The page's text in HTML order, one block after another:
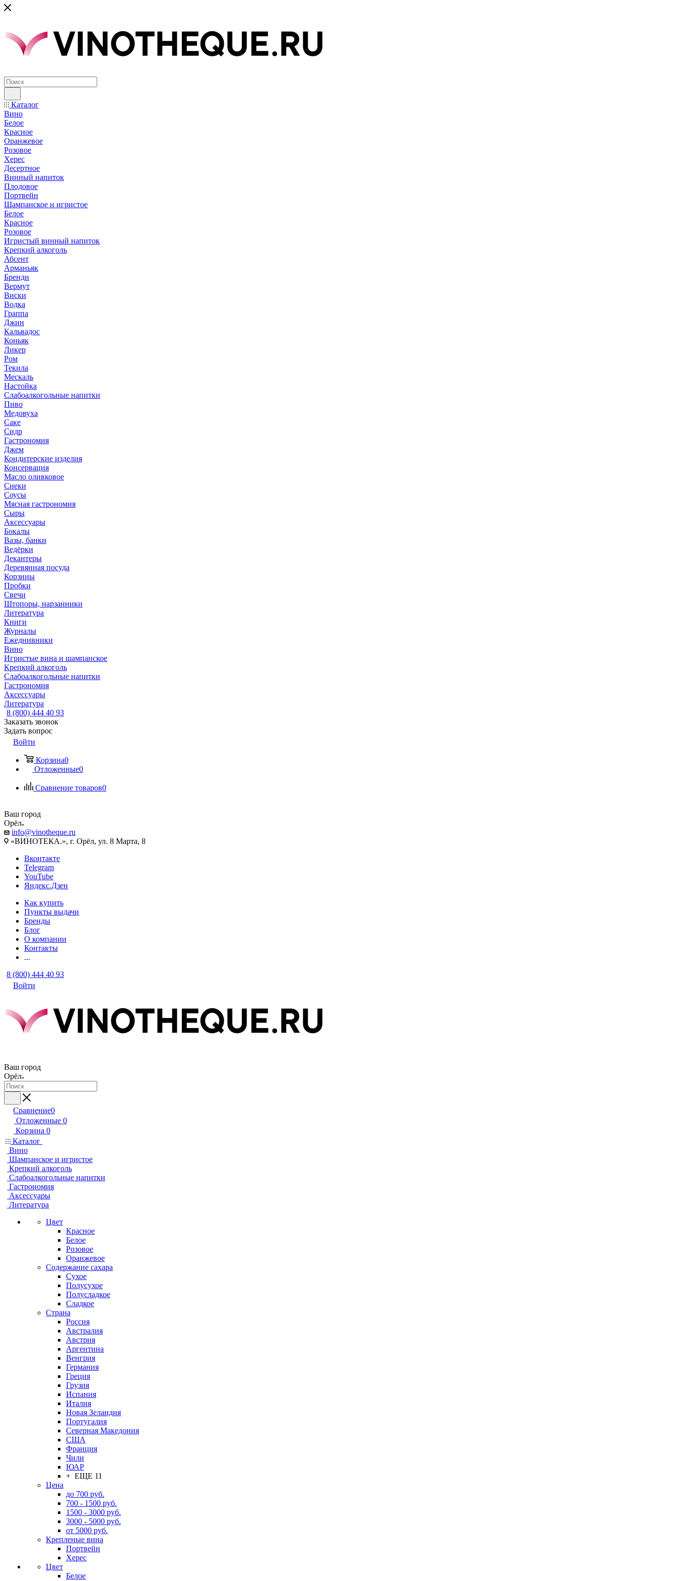
Каталог
Вино
Белое
Красное
Оранжевое
Розовое
Херес
Десертное
Винный напиток
Плодовое
Портвейн
Шампанское и игристое
Белое
Красное
Розовое
Игристый винный напиток
Крепкий алкоголь
Абсент
Арманьяк
Бренди
Вермут
Виски
Водка
Граппа
Джин
Кальвадос
Коньяк
Ликер
Ром
Текила
Мескаль
Настойка
Слабоалкогольные напитки
Пиво
Медовуха
Саке
Сидр
Гастрономия
Джем
Кондитерские изделия
Консервация
Масло оливковое
Снеки
Соусы
Мясная гастрономия
Сыры
Аксессуары
Бокалы
Вазы, банки
Ведёрки
Декантеры
Деревянная посуда
Корзины
Пробки
Свечи
Штопоры, нарзанники
Литература
Книги
Журналы
Ежеднивники
Вино
Игристые вина и шампанское
Крепкий алкоголь
Слабоалкогольные напитки
Гастрономия
Аксессуары
Литература
8 (800) 444 40 93
Заказать звонок
Задать вопрос
Войти
Корзина0
Отложенные0
Сравнение товаров0
Ваш город
Орёл
info@vinotheque.ru
«ВИНОТЕКА.», г. Орёл, ул. 8 Марта, 8
Вконтакте
Telegram
YouTube
Яндекс.Дзен
Как купить
Пункты выдачи
Бренды
Блог
О компании
Контакты
...
8 (800) 444 40 93
Войти
Ваш город
Орёл
Сравнение0
Отложенные 0
Корзина 0
Каталог
Вино
Шампанское и игристое
Крепкий алкоголь
Слабоалкогольные напитки
Гастрономия
Аксессуары
Литература
Цвет
Красное
Белое
Розовое
Оранжевое
Содержание сахара
Сухое
Полусухое
Полусладкое
Сладкое
Страна
Россия
Австралия
Австрия
Аргентина
Венгрия
Германия
Греция
Грузия
Испания
Италия
Новая Зеландия
Португалия
Северная Македония
США
Франция
Чили
ЮАР
+ ЕЩЕ 11
Цена
до 700 руб.
700 - 1500 руб.
1500 - 3000 руб.
3000 - 5000 руб.
от 5000 руб.
Крепленые вина
Портвейн
Херес
Цвет
Белое